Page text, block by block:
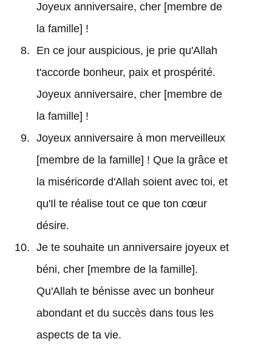
Joyeux anniversaire, cher [membre de
la famille] !
En ce jour auspicious, je prie qu'Allah
t'accorde bonheur, paix et prospérité.
Joyeux anniversaire, cher [membre de
la famille] !
Joyeux anniversaire à mon merveilleux
[membre de la famille] ! Que la grâce et
la miséricorde d'Allah soient avec toi, et
qu'Il te réalise tout ce que ton cœur
désire.
Je te souhaite un anniversaire joyeux et
béni, cher [membre de la famille].
Qu'Allah te bénisse avec un bonheur
abondant et du succès dans tous les
aspects de ta vie.